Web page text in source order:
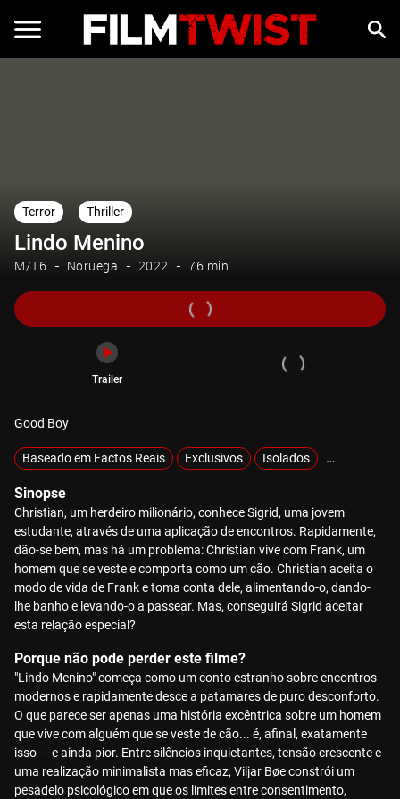
Terror Thriller
Lindo Menino
M/16 Noruega 2022 76 min
Trailer
Good Boy
Baseado em Factos Reais Exclusivos Isolados MOTELX
Sinopse
Christian, um herdeiro milionário, conhece Sigrid, uma jovem
estudante, através de uma aplicação de encontros. Rapidamente,
dão-se bem, mas há um problema: Christian vive com Frank, um
homem que se veste e comporta como um cão. Christian aceita o
modo de vida de Frank e toma conta dele, alimentando-o, dando-
lhe banho e levando-o a passear. Mas, conseguirá Sigrid aceitar
esta relação especial?
Porque não pode perder este filme?
"Lindo Menino" começa como um conto estranho sobre encontros
modernos e rapidamente desce a patamares de puro desconforto.
O que parece ser apenas uma história excêntrica sobre um homem
que vive com alguém que se veste de cão... é, afinal, exatamente
isso — e ainda pior. Entre silêncios inquietantes, tensão crescente e
uma realização minimalista mas eficaz, Viljar Bøe constrói um
pesadelo psicológico em que os limites entre consentimento,